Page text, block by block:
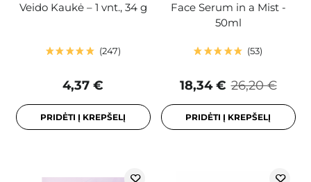
Veido Kaukė – 1 vnt., 34 g
247
4,37 €
PRIDĖTI Į KREPŠELĮ
Face Serum in a Mist -
50ml
53
26,20 €
18,34 €
PRIDĖTI Į KREPŠELĮ